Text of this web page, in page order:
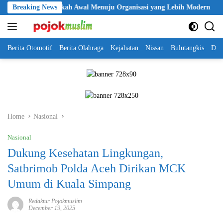
Skip
to
content
Breaking News
Langkah Awal Menuju Organisasi yang Lebih Modern
Berita Otomotif Berita Olahraga Kejahatan Nissan Bulutangkis
Home Nasional
Nasional
Dukung Kesehatan Lingkungan,
Satbrimob Polda Aceh Dirikan MCK
Umum di Kuala Simpang
Redaktur Pojokmuslim
December 19, 2025